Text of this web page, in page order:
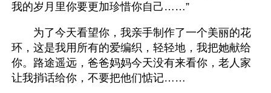
我的岁月里你要更加珍惜你自己……”
为了今天看望你，我亲手制作了一个美丽的花
环，这是我用所有的爱编织，轻轻地，我把她献给
你。路途遥远，爸爸妈妈今天没有来看你，老人家
让我捎话给你，不要把他们惦记……